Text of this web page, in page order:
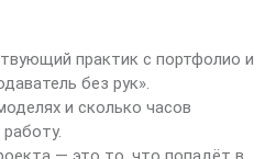
практик с портфолио и
без рук».
и сколько часов